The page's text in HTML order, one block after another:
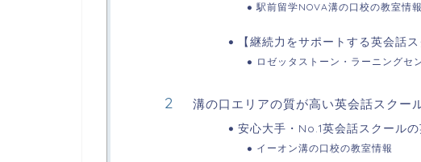
駅前留学NOVA溝の口校の教室情報
【継続力をサポートする英会話
ロゼッタストーン・ラーニングセ
溝の口エリアの質が高い英会話スクー
安心大手・No.1英会話スクール
イーオン溝の口校の教室情報